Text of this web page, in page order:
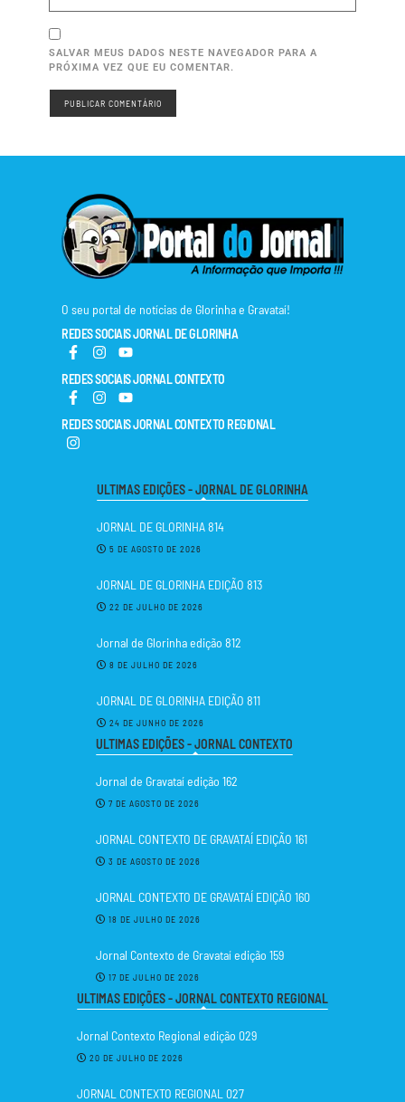
SALVAR MEUS DADOS NESTE NAVEGADOR PARA A
PRÓXIMA VEZ QUE EU COMENTAR.
O seu portal de notícias de Glorinha e Gravataí!
REDES SOCIAIS JORNAL DE GLORINHA
REDES SOCIAIS JORNAL CONTEXTO
REDES SOCIAIS JORNAL CONTEXTO REGIONAL
ULTIMAS EDIÇÕES - JORNAL DE GLORINHA
JORNAL DE GLORINHA 814
5 DE AGOSTO DE 2026
JORNAL DE GLORINHA EDIÇÃO 813
22 DE JULHO DE 2026
Jornal de Glorinha edição 812
8 DE JULHO DE 2026
JORNAL DE GLORINHA EDIÇÃO 811
24 DE JUNHO DE 2026
ULTIMAS EDIÇÕES - JORNAL CONTEXTO
Jornal de Gravataí edição 162
7 DE AGOSTO DE 2026
JORNAL CONTEXTO DE GRAVATAÍ EDIÇÃO 161
3 DE AGOSTO DE 2026
JORNAL CONTEXTO DE GRAVATAÍ EDIÇÃO 160
18 DE JULHO DE 2026
Jornal Contexto de Gravataí edição 159
17 DE JULHO DE 2026
ULTIMAS EDIÇÕES - JORNAL CONTEXTO REGIONAL
Jornal Contexto Regional edição 029
20 DE JULHO DE 2026
JORNAL CONTEXTO REGIONAL 027